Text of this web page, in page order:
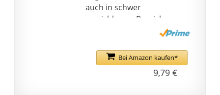
Abzug und laden Sie
neues Dichtmittel
auch in schwer
erreichbaren Bereichen
wie Ecken und Winkeln
zuverlässiger Helfer
Ihr geringes Gewicht
Bei Amazon kaufen*
9,79 €